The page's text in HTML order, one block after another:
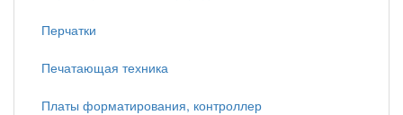
Перчатки
Печатающая техника
Платы форматирования, контроллер